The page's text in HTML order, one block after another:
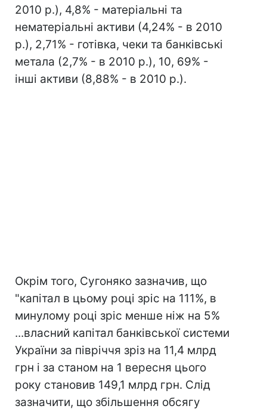
2010 р.), 4,8% - матеріальні та
нематеріальні активи (4,24% - в 2010
р.), 2,71% - готівка, чеки та банківські
метала (2,7% - в 2010 р.), 10, 69% -
інші активи (8,88% - в 2010 р.).
Окрім того, Сугоняко зазначив, що
"капітал в цьому році зріс на 111%, в
минулому році зріс менше ніж на 5%
...власний капітал банківської системи
України за півріччя зріз на 11,4 млрд
грн і за станом на 1 вересня цього
року становив 149,1 млрд грн. Слід
зазначити, що збільшення обсягу